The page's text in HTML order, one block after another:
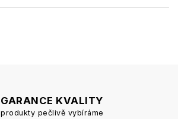
GARANCE KVALITY
produkty pečlivě vybíráme